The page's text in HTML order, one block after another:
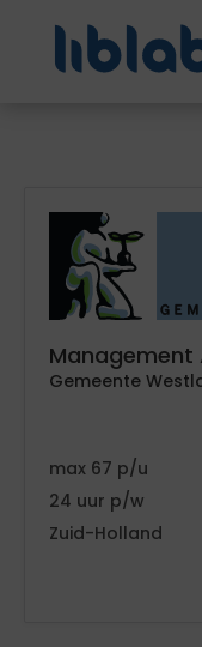
Management
Gemeente
67
24
Zuid-Holland